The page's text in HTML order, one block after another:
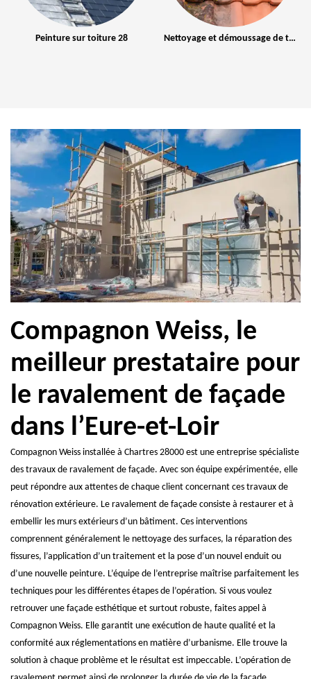
Peinture sur toiture 28 Nettoyage et démoussage de toiture 28
Compagnon Weiss, le
meilleur prestataire pour
le ravalement de façade
dans l’Eure-et-Loir
Compagnon Weiss installée à Chartres 28000 est une entreprise spécialiste
des travaux de ravalement de façade. Avec son équipe expérimentée, elle
peut répondre aux attentes de chaque client concernant ces travaux de
rénovation extérieure. Le ravalement de façade consiste à restaurer et à
embellir les murs extérieurs d’un bâtiment. Ces interventions
comprennent généralement le nettoyage des surfaces, la réparation des
fissures, l’application d’un traitement et la pose d’un nouvel enduit ou
d’une nouvelle peinture. L’équipe de l’entreprise maîtrise parfaitement les
techniques pour les différentes étapes de l’opération. Si vous voulez
retrouver une façade esthétique et surtout robuste, faites appel à
Compagnon Weiss. Elle garantit une exécution de haute qualité et la
conformité aux réglementations en matière d’urbanisme. Elle trouve la
solution à chaque problème et le résultat est impeccable. L’opération de